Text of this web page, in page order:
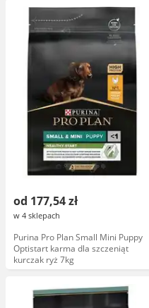
od 177,54 zł
w 4 sklepach
Purina Pro Plan Small Mini Puppy
Optistart karma dla szczeniąt
kurczak ryż 7kg